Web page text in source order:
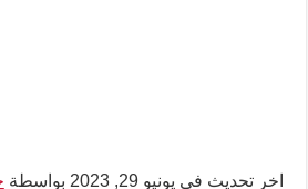
اخر تحديث في يونيو 29, 2023 بواسطة